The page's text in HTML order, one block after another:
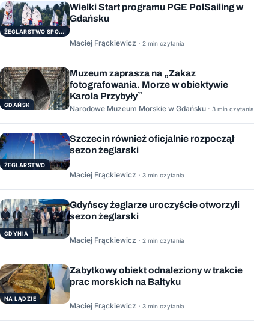
ŻEGLARSTWO SPORTOWE
Wielki Start programu PGE PolSailing w
Gdańsku
Maciej Frąckiewicz · 2 min czytania
GDAŃSK
Muzeum zaprasza na „Zakaz
fotografowania. Morze w obiektywie
Karola Przybyły”
Narodowe Muzeum Morskie w Gdańsku · 3 min czytania
ŻEGLARSTWO
Szczecin również oficjalnie rozpoczął
sezon żeglarski
Maciej Frąckiewicz · 3 min czytania
GDYNIA
Gdyńscy żeglarze uroczyście otworzyli
sezon żeglarski
Maciej Frąckiewicz · 2 min czytania
NA LĄDZIE
Zabytkowy obiekt odnaleziony w trakcie
prac morskich na Bałtyku
Maciej Frąckiewicz · 3 min czytania